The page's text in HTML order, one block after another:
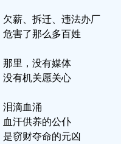
欠薪、拆迁、违法办厂
危害了那么多百姓
那里，没有媒体
没有机关愿关心
泪滴血涌
血汗供养的公仆
是窃财夺命的元凶